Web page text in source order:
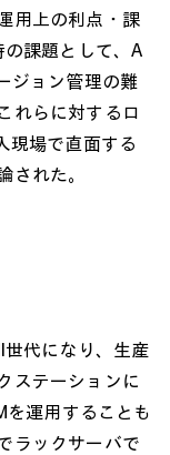
用上の利点・課
課題として、A
ジョン管理の難
れらに対するロ
現場で直面する
れた。
世代になり、生産
ステーションに
運用することも
ラックサーバで